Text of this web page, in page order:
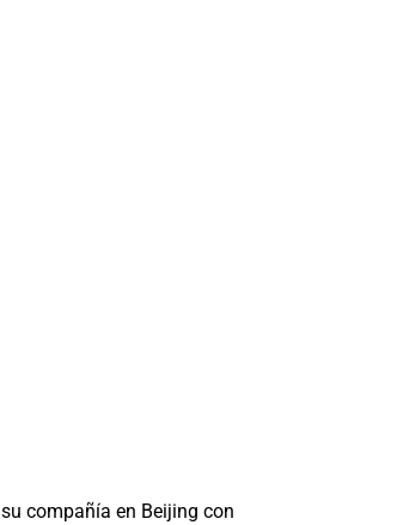
compañía en Beijing con